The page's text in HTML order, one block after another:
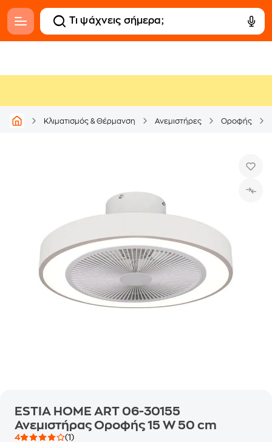
Κλιματισμός & Θέρμανση Ανεμιστήρες Οροφής
ESTIA HOME ART 06-30155
Ανεμιστήρας Οροφής 15 W 50 cm
4
(1)